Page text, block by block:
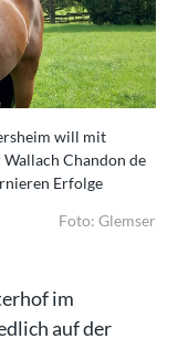
will mit
Chandon de
Erfolge
Foto: Glemser
im
auf der